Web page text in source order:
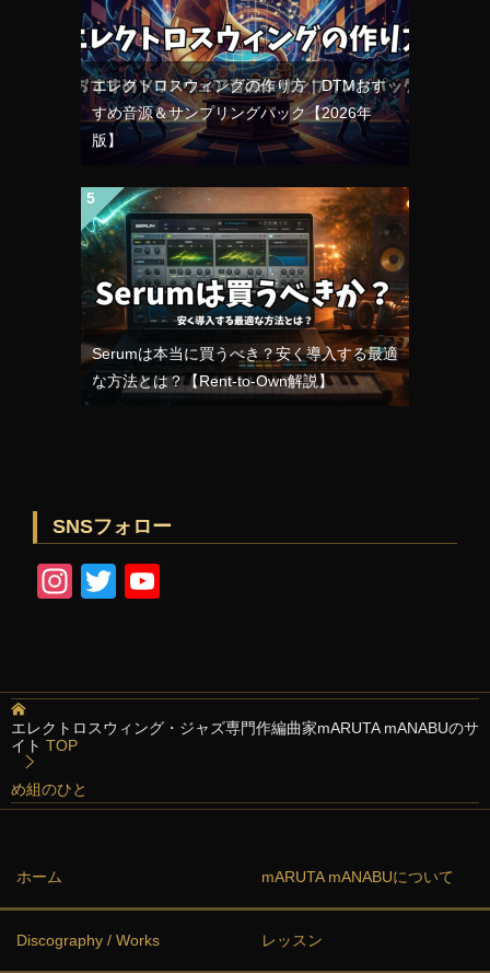
エレクトロスウィングの作り方｜DTMおす
すめ音源＆サンプリングパック【2026年
版】
Serumは本当に買うべき？安く導入する最適
な方法とは？【Rent-to-Own解説】
SNSフォロー
In
gr
a
m
T
er T
u
エレクトロスウィング・ジャズ専門作編曲家mARUTA mANABUのサ
イト TOP
め組のひと
ホーム mARUTA mANABUについて
Discography / Works レッスン